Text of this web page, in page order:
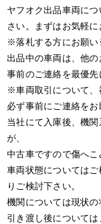
ヤフオク出品車両に
さい。まずはお気軽に
※落札する方にお願
出品中の車両は、他
事前のご連絡を最優先
※車両取引について、
必ず事前にご連絡をお
当社にて入庫後、機
が、
中古車ですので傷へこ
車両状態については
りご検討下さい。
機関については現状の
引き渡し後については